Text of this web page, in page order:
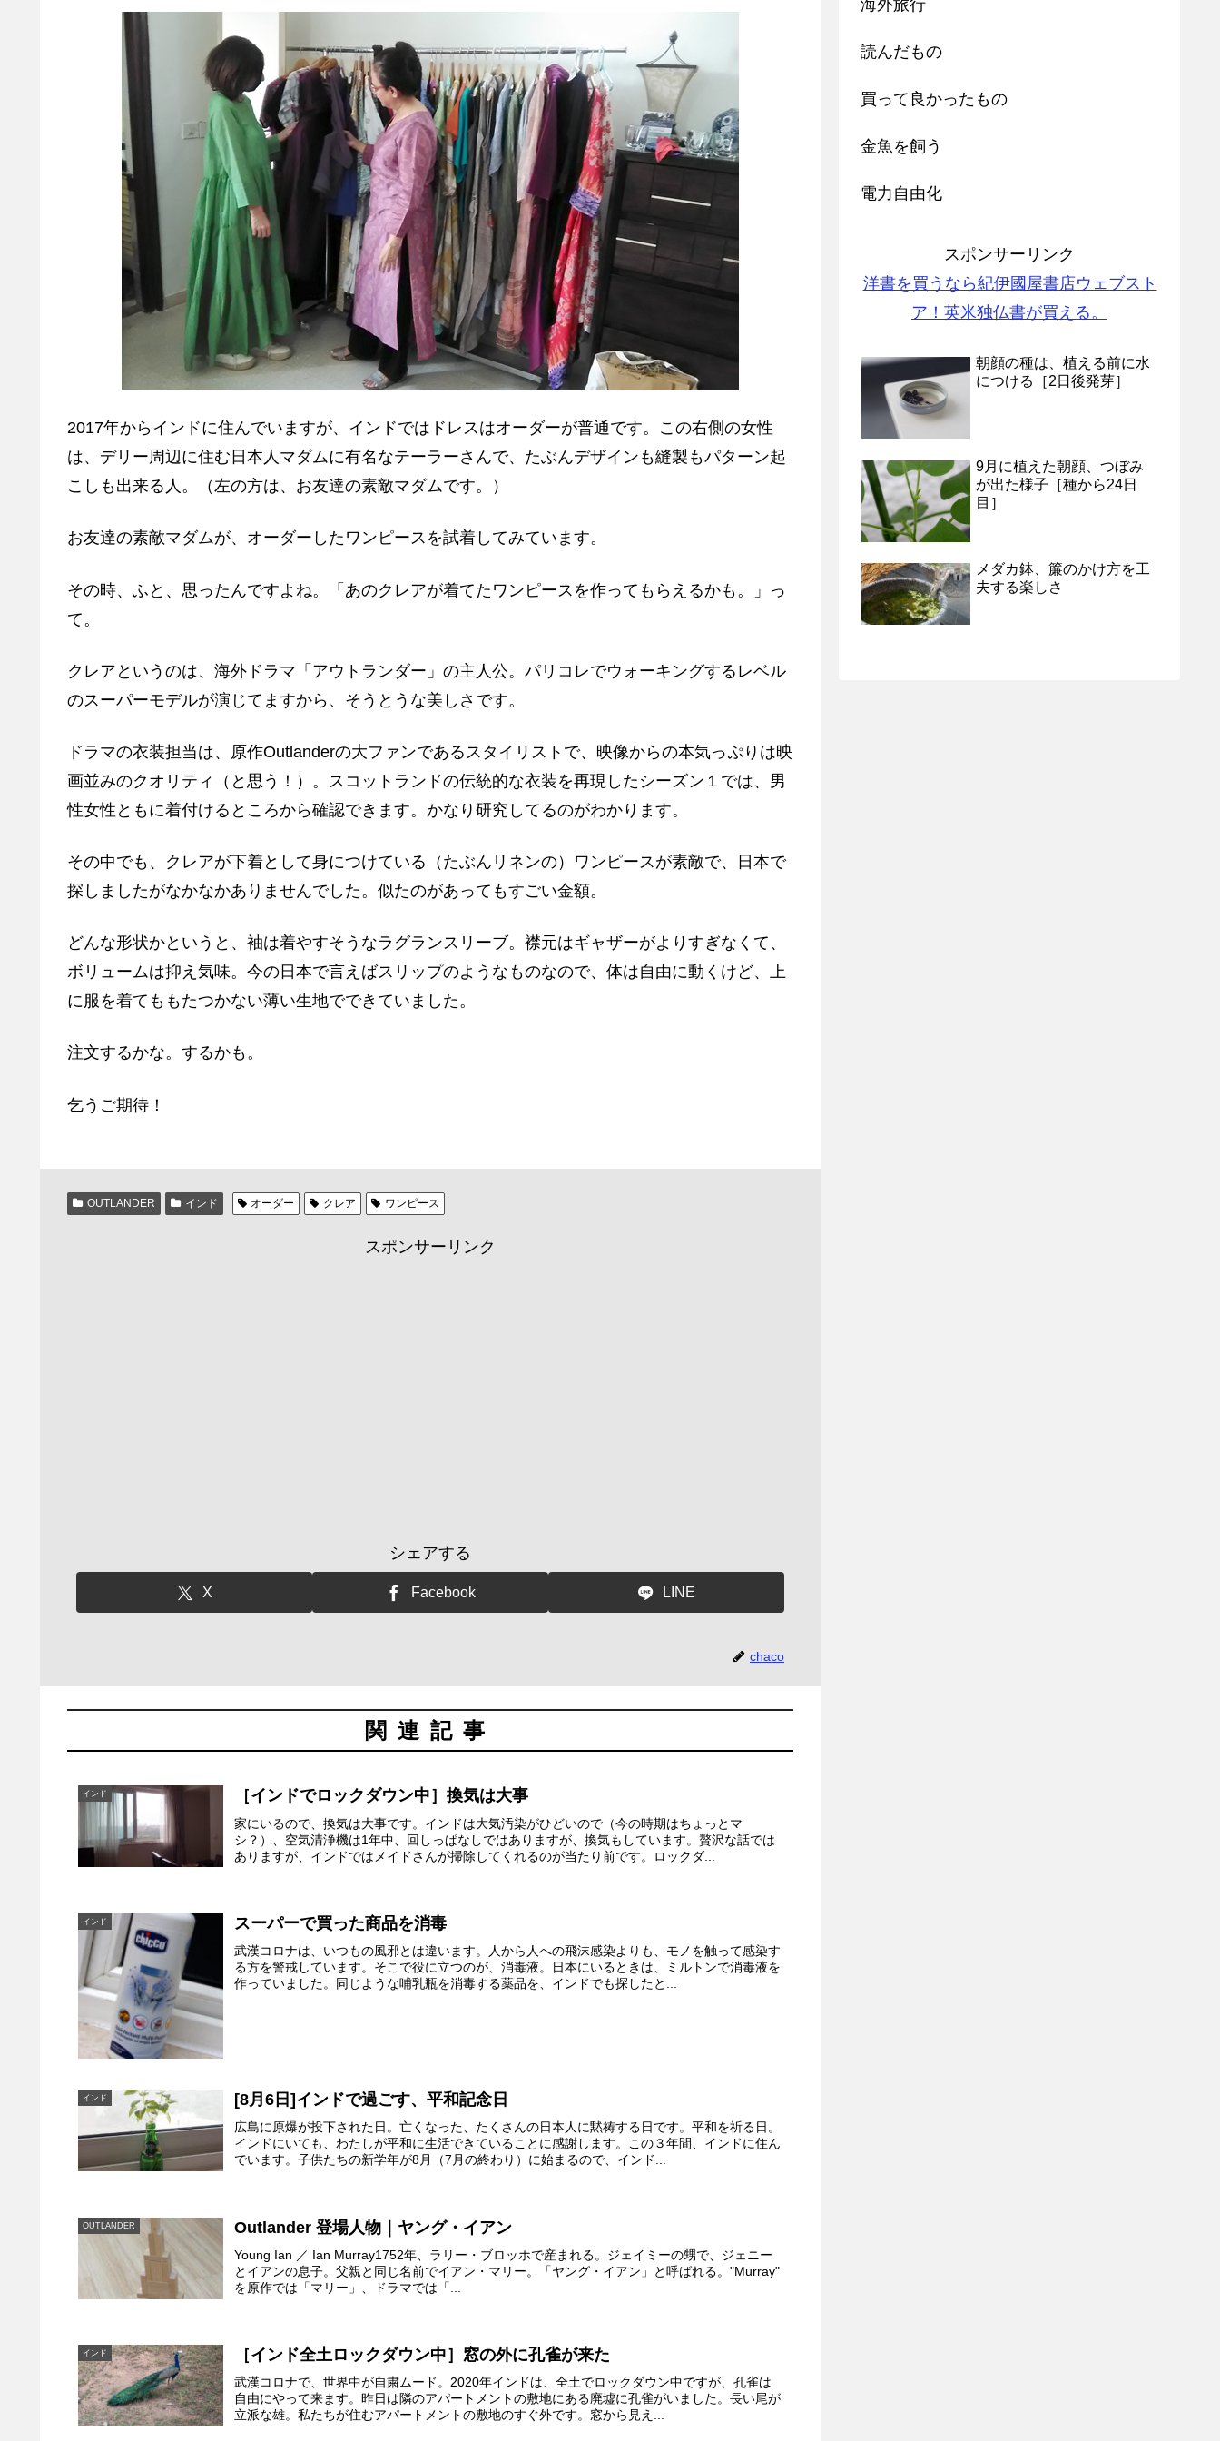
2017年からインドに住んでいますが、インドではドレスはオーダーが普通です。この右側の女性
は、デリー周辺に住む日本人マダムに有名なテーラーさんで、たぶんデザインも縫製もパターン起
こしも出来る人。（左の方は、お友達の素敵マダムです。）
お友達の素敵マダムが、オーダーしたワンピースを試着してみています。
その時、ふと、思ったんですよね。「あのクレアが着てたワンピースを作ってもらえるかも。」っ
て。
クレアというのは、海外ドラマ「アウトランダー」の主人公。パリコレでウォーキングするレベル
のスーパーモデルが演じてますから、そうとうな美しさです。
ドラマの衣装担当は、原作Outlanderの大ファンであるスタイリストで、映像からの本気っぷりは映
画並みのクオリティ（と思う！）。スコットランドの伝統的な衣装を再現したシーズン１では、男
性女性ともに着付けるところから確認できます。かなり研究してるのがわかります。
その中でも、クレアが下着として身につけている（たぶんリネンの）ワンピースが素敵で、日本で
探しましたがなかなかありませんでした。似たのがあってもすごい金額。
どんな形状かというと、袖は着やすそうなラグランスリーブ。襟元はギャザーがよりすぎなくて、
ボリュームは抑え気味。今の日本で言えばスリップのようなものなので、体は自由に動くけど、上
に服を着てももたつかない薄い生地でできていました。
注文するかな。するかも。
乞うご期待！
OUTLANDER インド オーダー クレア ワンピース
スポンサーリンク
シェアする
X Facebook LINE
chaco
関連記事
インド ［インドでロックダウン中］換気は大事
家にいるので、換気は大事です。インドは大気汚染がひどいので（今の時期はちょっとマ
シ？）、空気清浄機は1年中、回しっぱなしではありますが、換気もしています。贅沢な話では
ありますが、インドではメイドさんが掃除してくれるのが当たり前です。ロックダ...
インド スーパーで買った商品を消毒
武漢コロナは、いつもの風邪とは違います。人から人への飛沫感染よりも、モノを触って感染す
る方を警戒しています。そこで役に立つのが、消毒液。日本にいるときは、ミルトンで消毒液を
作っていました。同じような哺乳瓶を消毒する薬品を、インドでも探したと...
インド [8月6日]インドで過ごす、平和記念日
広島に原爆が投下された日。亡くなった、たくさんの日本人に黙祷する日です。平和を祈る日。
インドにいても、わたしが平和に生活できていることに感謝します。この３年間、インドに住ん
でいます。子供たちの新学年が8月（7月の終わり）に始まるので、インド...
OUTLANDER Outlander 登場人物｜ヤング・イアン
Young Ian ／ Ian Murray1752年、ラリー・ブロッホで産まれる。ジェイミーの甥で、ジェニー
とイアンの息子。父親と同じ名前でイアン・マリー。「ヤング・イアン」と呼ばれる。"Murray"
を原作では「マリー」、ドラマでは「...
インド ［インド全土ロックダウン中］窓の外に孔雀が来た
武漢コロナで、世界中が自粛ムード。2020年インドは、全土でロックダウン中ですが、孔雀は
自由にやって来ます。昨日は隣のアパートメントの敷地にある廃墟に孔雀がいました。長い尾が
立派な雄。私たちが住むアパートメントの敷地のすぐ外です。窓から見え...
海外旅行
読んだもの
買って良かったもの
金魚を飼う
電力自由化
スポンサーリンク
洋書を買うなら紀伊國屋書店ウェブスト
ア！英米独仏書が買える。
朝顔の種は、植える前に水
につける［2日後発芽］
9月に植えた朝顔、つぼみ
が出た様子［種から24日
目］
メダカ鉢、簾のかけ方を工
夫する楽しさ